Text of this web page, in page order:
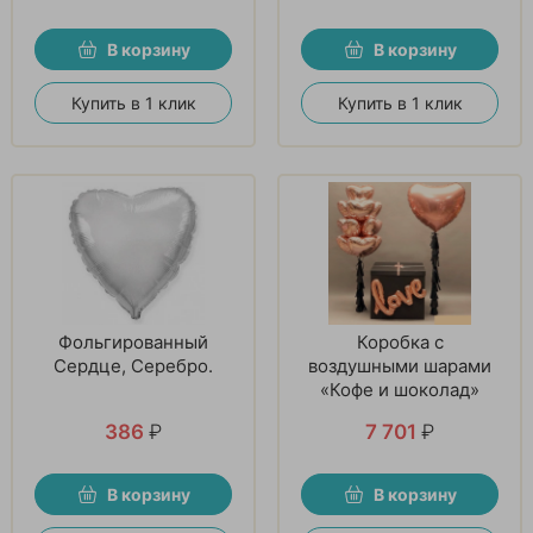
В корзину
Купить в 1 клик
В корзину
Купить в 1 клик
Фольгированный
Сердце, Серебро.
386 ₽
В корзину
Коробка с
воздушными шарами
«Кофе и шоколад»
7 701 ₽
В корзину